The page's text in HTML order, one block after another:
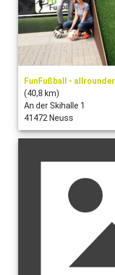
FunFußball - allrounder
(40,8 km)
An der Skihalle 1
41472 Neuss